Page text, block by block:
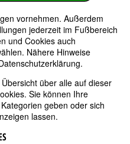
im ganzen Text
nur in Titeln
ÄRZTINNEN
vornehmen. Außerdem
jederzeit im Fußbereich
und Cookies auch
Nähere Hinweise
über alle auf dieser
Sie können Ihre
geben oder sich
lassen.